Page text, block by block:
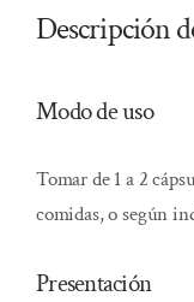
Descripción
Modo de uso
Tomar de 1 a 2
comidas, o según
Presentación